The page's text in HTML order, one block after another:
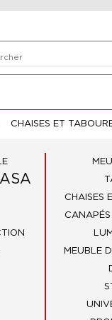
CHAISES ET
CHAISES
MEUBLE